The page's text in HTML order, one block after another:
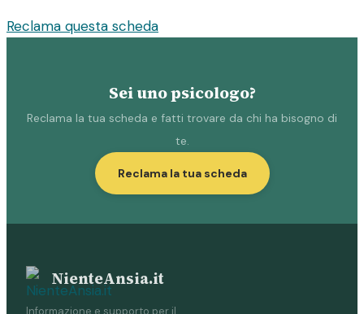
Reclama questa scheda
Sei uno psicologo?
Reclama la tua scheda e fatti trovare da chi ha bisogno di
te.
Reclama la tua scheda
NienteAnsia.it
Informazione e supporto per il